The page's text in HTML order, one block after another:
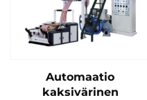
Automaatio
kaksivärinen